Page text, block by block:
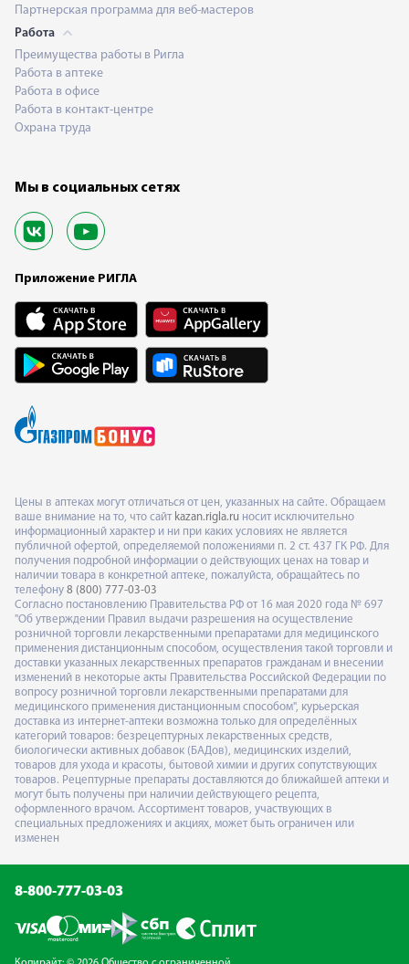
Партнерская программа для веб-мастеров
Работа
Преимущества работы в Ригла
Работа в аптеке
Работа в офисе
Работа в контакт-центре
Охрана труда
Мы в социальных сетях
Приложение РИГЛА
Цены в аптеках могут отличаться от цен, указанных на сайте. Обращаем
ваше внимание на то, что сайт kazan.rigla.ru носит исключительно
информационный характер и ни при каких условиях не является
публичной офертой, определяемой положениями п. 2 ст. 437 ГК РФ. Для
получения подробной информации о действующих ценах на товар и
наличии товара в конкретной аптеке, пожалуйста, обращайтесь по
телефону 8 (800) 777-03-03
Согласно постановлению Правительства РФ от 16 мая 2020 года № 697
"Об утверждении Правил выдачи разрешения на осуществление
розничной торговли лекарственными препаратами для медицинского
применения дистанционным способом, осуществления такой торговли и
доставки указанных лекарственных препаратов гражданам и внесении
изменений в некоторые акты Правительства Российской Федерации по
вопросу розничной торговли лекарственными препаратами для
медицинского применения дистанционным способом", курьерская
доставка из интернет-аптеки возможна только для определённых
категорий товаров: безрецептурных лекарственных средств,
биологически активных добавок (БАДов), медицинских изделий,
товаров для ухода и красоты, бытовой химии и других сопутствующих
товаров. Рецептурные препараты доставляются до ближайшей аптеки и
могут быть получены при наличии действующего рецепта,
оформленного врачом. Ассортимент товаров, участвующих в
специальных предложениях и акциях, может быть ограничен или
изменен
8-800-777-03-03